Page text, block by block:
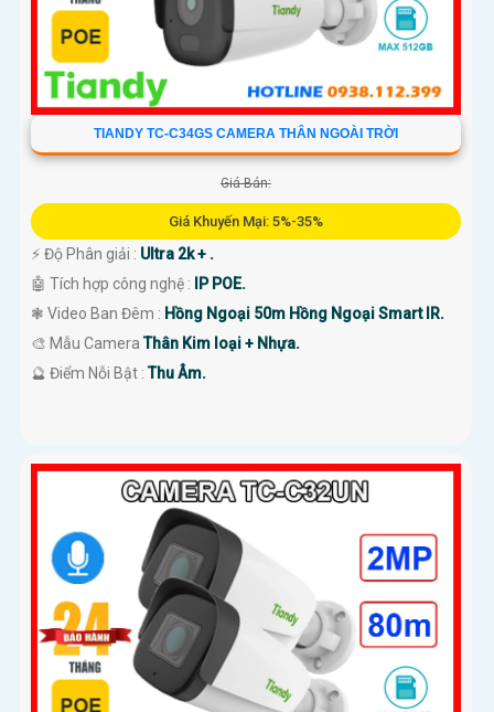
TIANDY TC-C34GS CAMERA THÂN NGOÀI TRỜI
Giá Bán:
Giá Khuyến Mại: 5%-35%
️⚡ Độ Phân giải : Ultra 2k + .
🤖️ Tích hợp công nghệ : IP POE.
❃ Video Ban Đêm : Hồng Ngoại 50m Hồng Ngoại Smart IR.
🎨 Mẫu CameraThân Kim loại + Nhựa.
️🔮 Điểm Nỗi Bật :Thu Âm.